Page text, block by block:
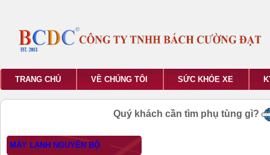
TRANG CHỦ VỀ CHÚNG TÔI SỨC KHỎE XE
Quý khách cần tìm phụ tùng gì?
MÁY LẠNH NGUYÊN BỘ